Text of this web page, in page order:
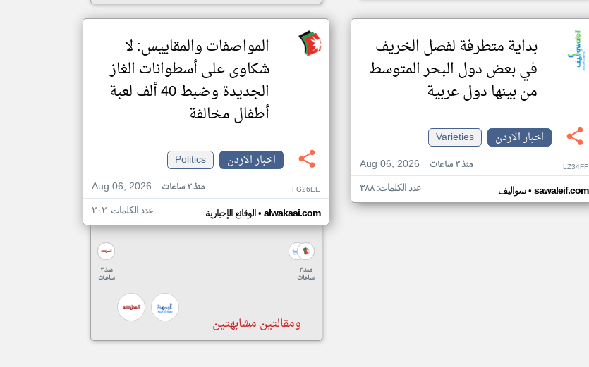
بداية متطرفة لفصل الخريف
في بعض دول البحر المتوسط
من بينها دول عربية
اخبار الاردن
Varieties
Aug 06, 2026
منذ ٣ ساعات LZ34FF
سواليف• sawaleif.com عدد الكلمات: ٣٨٨
المواصفات والمقاييس: لا
شكاوى على أسطوانات الغاز
الجديدة وضبط 40 ألف لعبة
أطفال مخالفة
اخبار الاردن
Politics
Aug 06, 2026
منذ ٣ ساعات FG26EE
الوقائع الإخبارية• alwakaai.com عدد الكلمات: ٢٠٢
منذ ٣
ساعات
منذ ٣
ساعات
ومقالتين مشابهتين